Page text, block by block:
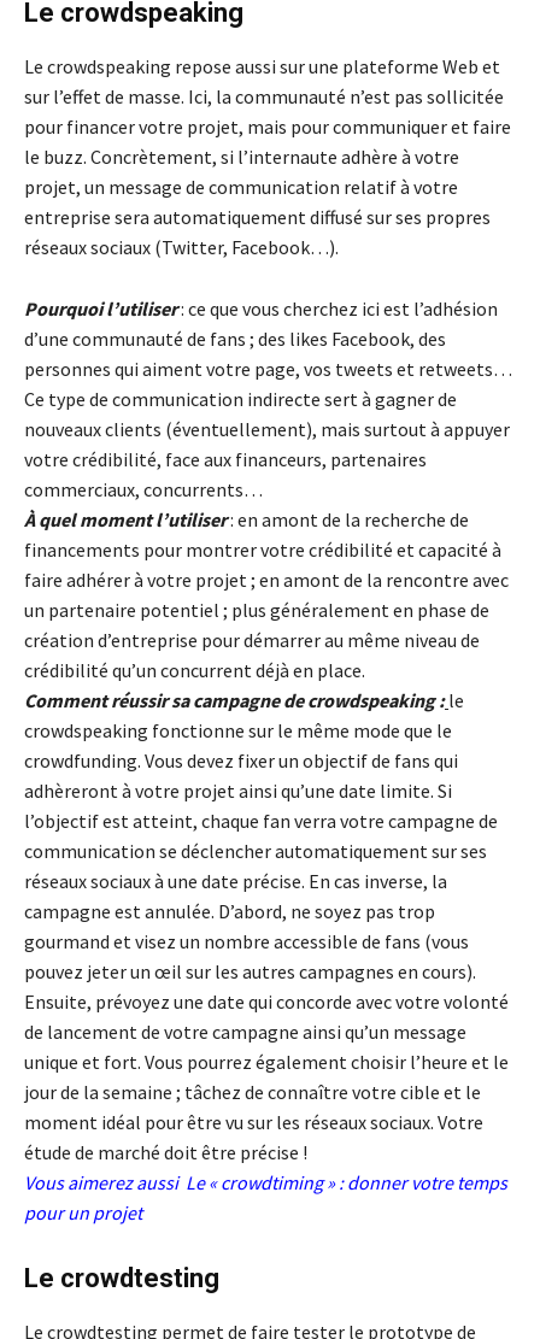
Le crowdspeaking
Le crowdspeaking repose aussi sur une plateforme Web et
sur l’effet de masse. Ici, la communauté n’est pas sollicitée
pour financer votre projet, mais pour communiquer et faire
le buzz. Concrètement, si l’internaute adhère à votre
projet, un message de communication relatif à votre
entreprise sera automatiquement diffusé sur ses propres
réseaux sociaux (Twitter, Facebook…).
Pourquoi l’utiliser: ce que vous cherchez ici est l’adhésion
d’une communauté de fans ; des likes Facebook, des
personnes qui aiment votre page, vos tweets et retweets…
Ce type de communication indirecte sert à gagner de
nouveaux clients (éventuellement), mais surtout à appuyer
votre crédibilité, face aux financeurs, partenaires
commerciaux, concurrents…
À quel moment l’utiliser: en amont de la recherche de
financements pour montrer votre crédibilité et capacité à
faire adhérer à votre projet ; en amont de la rencontre avec
un partenaire potentiel ; plus généralement en phase de
création d’entreprise pour démarrer au même niveau de
crédibilité qu’un concurrent déjà en place.
Comment réussir sa campagne de crowdspeaking : le
crowdspeaking fonctionne sur le même mode que le
crowdfunding. Vous devez fixer un objectif de fans qui
adhèreront à votre projet ainsi qu’une date limite. Si
l’objectif est atteint, chaque fan verra votre campagne de
communication se déclencher automatiquement sur ses
réseaux sociaux à une date précise. En cas inverse, la
campagne est annulée. D’abord, ne soyez pas trop
gourmand et visez un nombre accessible de fans (vous
pouvez jeter un œil sur les autres campagnes en cours).
Ensuite, prévoyez une date qui concorde avec votre volonté
de lancement de votre campagne ainsi qu’un message
unique et fort. Vous pourrez également choisir l’heure et le
jour de la semaine ; tâchez de connaître votre cible et le
moment idéal pour être vu sur les réseaux sociaux. Votre
étude de marché doit être précise !
Vous aimerez aussi Le « crowdtiming » : donner votre temps
pour un projet
Le crowdtesting
Le crowdtesting permet de faire tester le prototype de